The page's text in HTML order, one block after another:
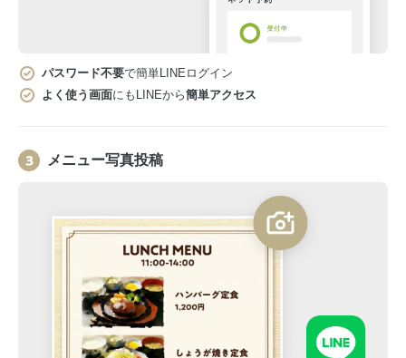
パスワード不要で簡単LINEログイン
よく使う画面にもLINEから簡単アクセス
メニュー写真投稿